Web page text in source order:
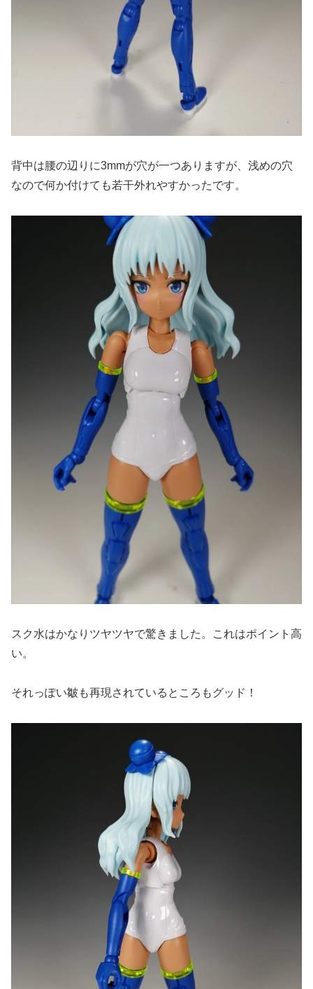
背中は腰の辺りに3mmが穴が一つありますが、浅めの穴
なので何か付けても若干外れやすかったです。
スク水はかなりツヤツヤで驚きました。これはポイント高
い。
それっぽい皺も再現されているところもグッド！